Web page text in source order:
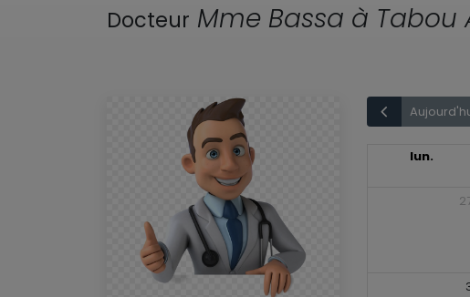
Docteur Mme Bassa à Tabou
lun.